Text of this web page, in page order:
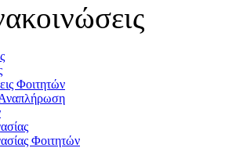
Φοιτητών
Φοιτητών